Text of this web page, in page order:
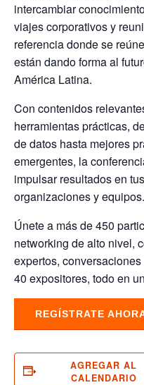
intercambiar
viajes corporativos y
referencia donde se
están dando forma al
América Latina.
Con contenidos
herramientas prácticas,
de datos hasta mejores
emergentes, la
impulsar resultados en
organizaciones y equipos.
Únete a más de 450
networking de alto nivel,
expertos,
40 expositores, todo en
REGÍSTRATE
AGREGAR AL
CALENDARIO